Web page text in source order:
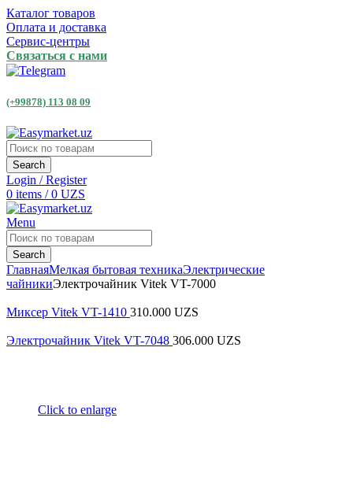
Каталог товаров
Оплата и доставка
Сервис-центры
Связаться с нами
(+99878) 113 08 09
Search
Login / Register
0 items / 0 UZS
Menu
Search
ГлавнаяМелкая бытовая техникаЭлектрические
чайникиЭлектрочайник Vitek VT-7000
Миксер Vitek VT-1410 310.000 UZS
Электрочайник Vitek VT-7048 306.000 UZS
Click to enlarge